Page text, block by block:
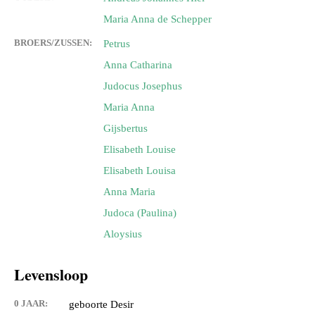
Maria Anna de Schepper
BROERS/ZUSSEN:
Petrus
Anna Catharina
Judocus Josephus
Maria Anna
Gijsbertus
Elisabeth Louise
Elisabeth Louisa
Anna Maria
Judoca (Paulina)
Aloysius
Levensloop
0 JAAR: geboorte Desir